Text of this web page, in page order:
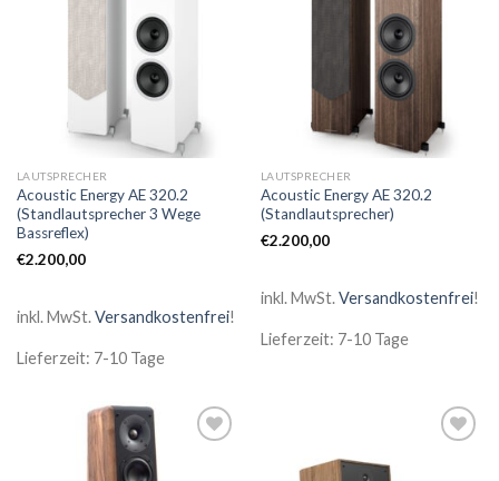
LAUTSPRECHER
Acoustic Energy AE 320.2
(Standlautsprecher 3 Wege
Bassreflex)
€2.200,00
inkl. MwSt.Versandkostenfrei!
Lieferzeit: 7-10 Tage
LAUTSPRECHER
Acoustic Energy AE 320.2
(Standlautsprecher)
€2.200,00
inkl. MwSt.Versandkostenfrei!
Lieferzeit: 7-10 Tage
Wunschliste